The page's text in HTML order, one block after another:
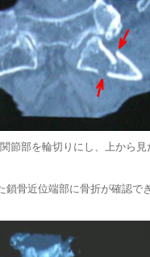
節部を輪切りにし、上から見
鎖骨近位端部に骨折が確認で